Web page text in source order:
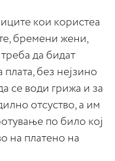
кои користеа
бремени жени,
да бидат
без нејзино
се води грижа и за
отсуство, а им
по било кој
на платено на